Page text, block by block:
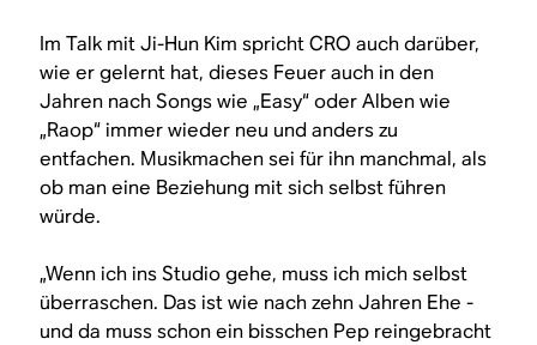
Im Talk mit Ji-Hun Kim spricht CRO auch darüber,
wie er gelernt hat, dieses Feuer auch in den
Jahren nach Songs wie „Easy“ oder Alben wie
„Raop“ immer wieder neu und anders zu
entfachen. Musikmachen sei für ihn manchmal, als
ob man eine Beziehung mit sich selbst führen
würde.
„Wenn ich ins Studio gehe, muss ich mich selbst
überraschen. Das ist wie nach zehn Jahren Ehe -
und da muss schon ein bisschen Pep reingebracht